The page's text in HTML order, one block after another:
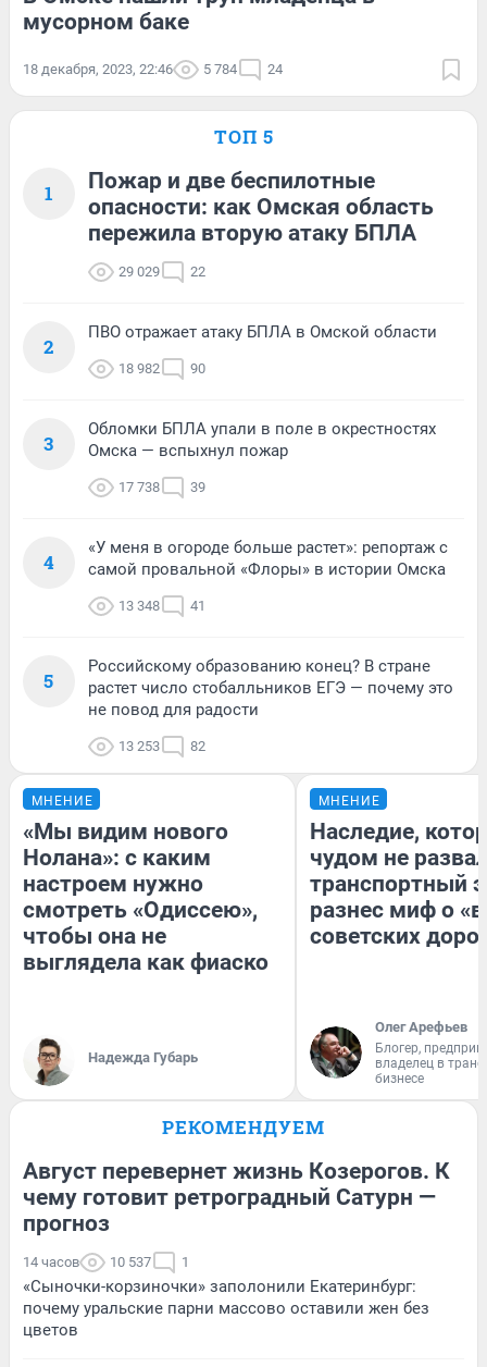
мусорном баке
18 декабря, 2023, 22:46 5 784 24
ТОП 5
1
Пожар и две беспилотные
опасности: как Омская область
пережила вторую атаку БПЛА
29 029 22
2
ПВО отражает атаку БПЛА в Омской области
18 982 90
3
Обломки БПЛА упали в поле в окрестностях
Омска — вспыхнул пожар
17 738 39
4
«У меня в огороде больше растет»: репортаж с
самой провальной «Флоры» в истории Омска
13 348 41
5
Российскому образованию конец? В стране
растет число стобалльников ЕГЭ — почему это
не повод для радости
13 253 82
МНЕНИЕ
«Мы видим нового
Нолана»: с каким
настроем нужно
смотреть «Одиссею»,
чтобы она не
выглядела как фиаско
Надежда Губарь
МНЕНИЕ
Наследие,
чудом не
транспортный
разнес миф о
советских
Олег Арефьев
Блогер,
владелец в
бизнесе
РЕКОМЕНДУЕМ
Август перевернет жизнь Козерогов. К
чему готовит ретроградный Сатурн —
прогноз
14 часов 10 537 1
«Сыночки-корзиночки» заполонили Екатеринбург:
почему уральские парни массово оставили жен без
цветов